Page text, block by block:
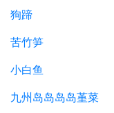
狗蹄
苦竹笋
小白鱼
九州岛岛岛岛堇菜